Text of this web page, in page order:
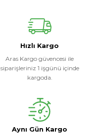
Hızlı Kargo
Aras Kargo güvencesi ile
siparişleriniz 1 işgünü içinde
kargoda.
Aynı Gün Kargo